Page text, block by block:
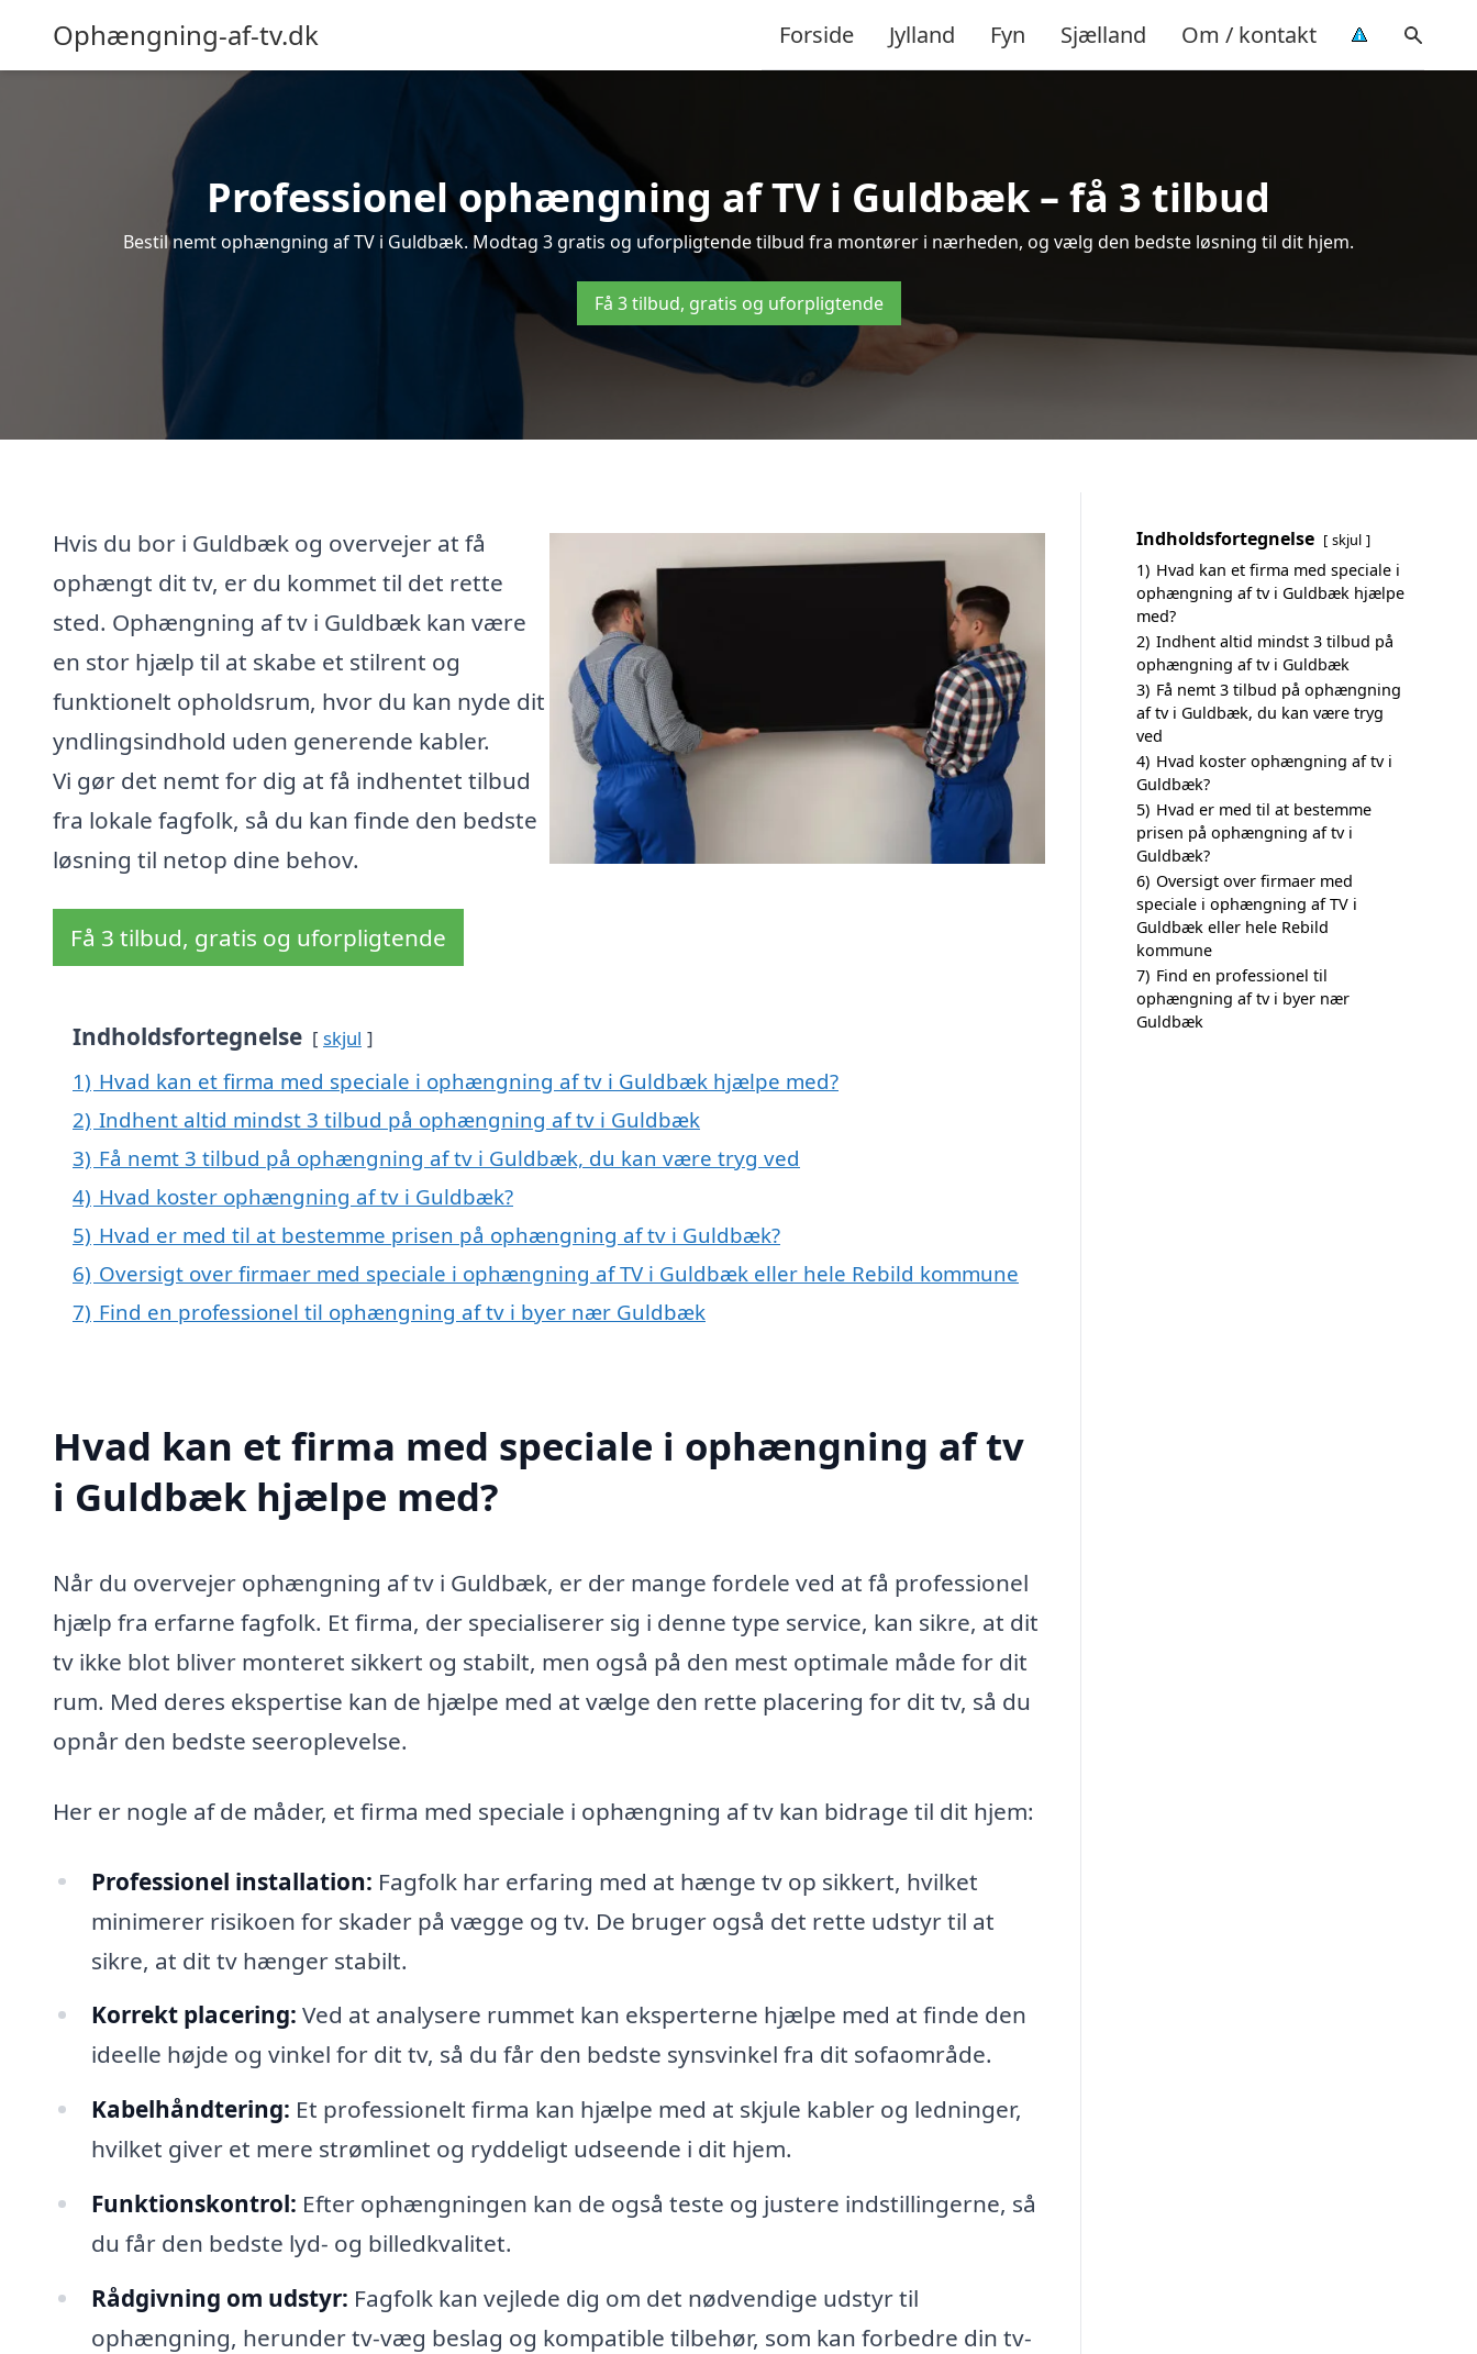
Ophængning-af-tv.dk Forside Jylland Fyn Sjælland Om / kontakt
Professionel ophængning af TV i Guldbæk – få 3 tilbud
Bestil nemt ophængning af TV i Guldbæk. Modtag 3 gratis og uforpligtende tilbud fra montører i nærheden, og vælg den bedste løsning til dit hjem.
Få 3 tilbud, gratis og uforpligtende
Hvis du bor i Guldbæk og overvejer at få
ophængt dit tv, er du kommet til det rette
sted. Ophængning af tv i Guldbæk kan være
en stor hjælp til at skabe et stilrent og
funktionelt opholdsrum, hvor du kan nyde dit
yndlingsindhold uden generende kabler.
Vi gør det nemt for dig at få indhentet tilbud
fra lokale fagfolk, så du kan finde den bedste
løsning til netop dine behov.
Få 3 tilbud, gratis og uforpligtende
Indholdsfortegnelse skjul
1) Hvad kan et firma med speciale i ophængning af tv i Guldbæk hjælpe med?
2) Indhent altid mindst 3 tilbud på ophængning af tv i Guldbæk
3) Få nemt 3 tilbud på ophængning af tv i Guldbæk, du kan være tryg ved
4) Hvad koster ophængning af tv i Guldbæk?
5) Hvad er med til at bestemme prisen på ophængning af tv i Guldbæk?
6) Oversigt over firmaer med speciale i ophængning af TV i Guldbæk eller hele Rebild kommune
7) Find en professionel til ophængning af tv i byer nær Guldbæk
Hvad kan et firma med speciale i ophængning af tv
i Guldbæk hjælpe med?
Når du overvejer ophængning af tv i Guldbæk, er der mange fordele ved at få professionel
hjælp fra erfarne fagfolk. Et firma, der specialiserer sig i denne type service, kan sikre, at dit
tv ikke blot bliver monteret sikkert og stabilt, men også på den mest optimale måde for dit
rum. Med deres ekspertise kan de hjælpe med at vælge den rette placering for dit tv, så du
opnår den bedste seeroplevelse.
Her er nogle af de måder, et firma med speciale i ophængning af tv kan bidrage til dit hjem:
Professionel installation: Fagfolk har erfaring med at hænge tv op sikkert, hvilket
minimerer risikoen for skader på vægge og tv. De bruger også det rette udstyr til at
sikre, at dit tv hænger stabilt.
Korrekt placering: Ved at analysere rummet kan eksperterne hjælpe med at finde den
ideelle højde og vinkel for dit tv, så du får den bedste synsvinkel fra dit sofaområde.
Kabelhåndtering: Et professionelt firma kan hjælpe med at skjule kabler og ledninger,
hvilket giver et mere strømlinet og ryddeligt udseende i dit hjem.
Funktionskontrol: Efter ophængningen kan de også teste og justere indstillingerne, så
du får den bedste lyd- og billedkvalitet.
Rådgivning om udstyr: Fagfolk kan vejlede dig om det nødvendige udstyr til
ophængning, herunder tv-væg beslag og kompatible tilbehør, som kan forbedre din tv-
Indholdsfortegnelse skjul
1) Hvad kan et firma med speciale i
ophængning af tv i Guldbæk hjælpe
med?
2) Indhent altid mindst 3 tilbud på
ophængning af tv i Guldbæk
3) Få nemt 3 tilbud på ophængning
af tv i Guldbæk, du kan være tryg
ved
4) Hvad koster ophængning af tv i
Guldbæk?
5) Hvad er med til at bestemme
prisen på ophængning af tv i
Guldbæk?
6) Oversigt over firmaer med
speciale i ophængning af TV i
Guldbæk eller hele Rebild
kommune
7) Find en professionel til
ophængning af tv i byer nær
Guldbæk